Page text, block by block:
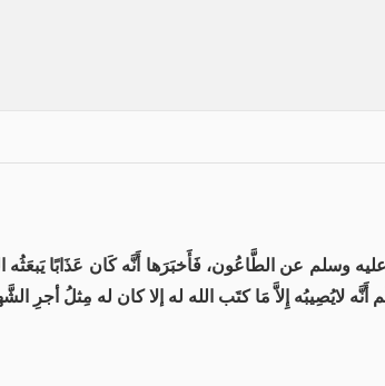
وسلم عن الطَّاعُون، فَأَخبَرَها أَنَّه كَان عَذَابًا يَبعَثُه
لايُصِيبُه إِلاَّ مَا كتَب الله له إلا كان له مِثلُ أجرِ